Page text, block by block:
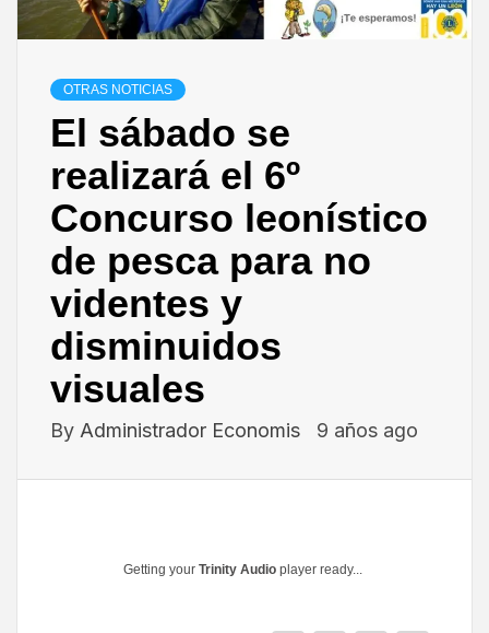
OTRAS NOTICIAS
El sábado se
realizará el 6º
Concurso leonístico
de pesca para no
videntes y
disminuidos
visuales
By Administrador Economis 9 años ago
Getting your Trinity Audio player ready...